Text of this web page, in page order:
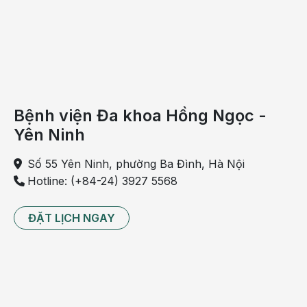
Bệnh viện Đa khoa Hồng Ngọc -
Yên Ninh
Số 55 Yên Ninh, phường Ba Đình, Hà Nội
Hotline: (+84-24) 3927 5568
ĐẶT LỊCH NGAY